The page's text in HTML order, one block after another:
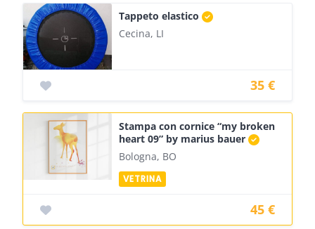
Tappeto elastico
Cecina, LI
35 €
Stampa con cornice “my broken
heart 09” by marius bauer
Bologna, BO
45 €